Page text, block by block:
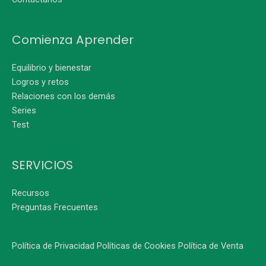
Comienza Aprender
Equilibrio y bienestar
Logros y retos
Relaciones con los demás
Series
Test
SERVICIOS
Recursos
Preguntas Frecuentes
Política de Privacidad Políticas de Cookies Política de Venta